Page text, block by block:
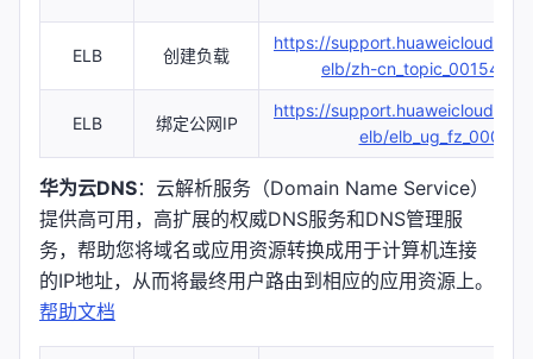
ELB 创建负载
https://
elb/zh-
ELB 绑定公网IP
https://
elb/
华为云DNS：云解析服务（Domain Name Service）
提供高可用，高扩展的权威DNS服务和DNS管理服
务，帮助您将域名或应用资源转换成用于计算机连接
的IP地址，从而将最终用户路由到相应的应用资源上。
帮助文档